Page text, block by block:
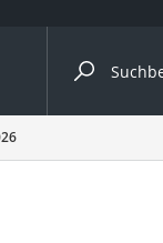
nach Kategorie